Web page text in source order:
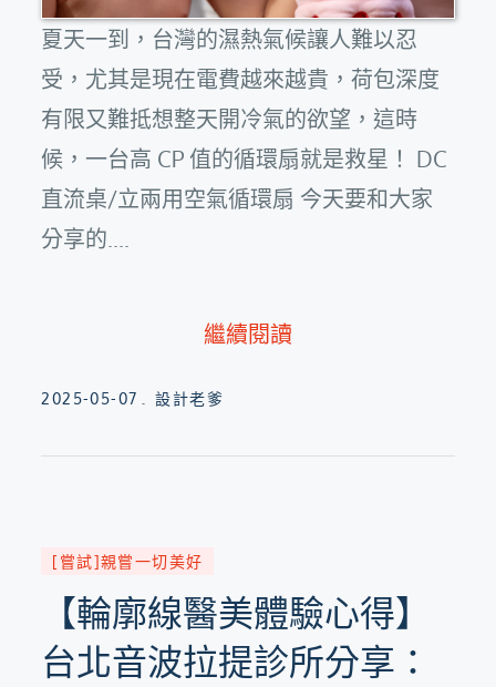
夏天一到，台灣的濕熱氣候讓人難以忍
受，尤其是現在電費越來越貴，荷包深度
有限又難抵想整天開冷氣的欲望，這時
候，一台高 CP 值的循環扇就是救星！ DC
直流桌/立兩用空氣循環扇 今天要和大家
分享的....
繼續閱讀
Posted
2025-05-07 設計老爹
[嘗試]親嘗一切美好
【輪廓線醫美體驗心得】
台北音波拉提診所分享：